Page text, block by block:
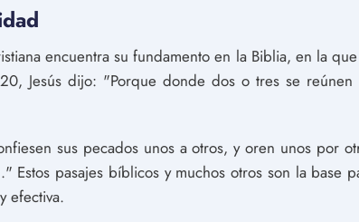
encuentra su fundamento en la Biblia, en la
Jesús dijo: "Porque donde dos o tres se
sus pecados unos a otros, y oren unos por
Estos pasajes bíblicos y muchos otros son la base
efectiva.